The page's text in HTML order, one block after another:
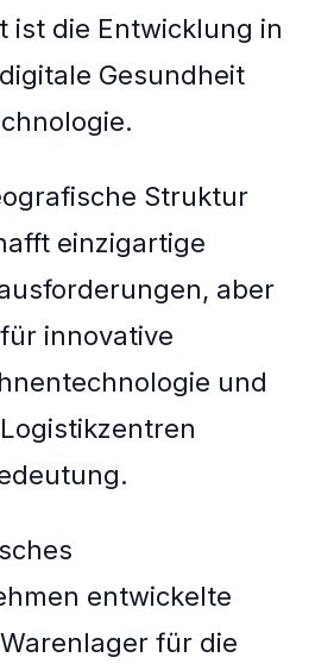
ist die Entwicklung in
Gesundheit
Struktur
einzigartige
aber
innovative
und
entwickelte
für die